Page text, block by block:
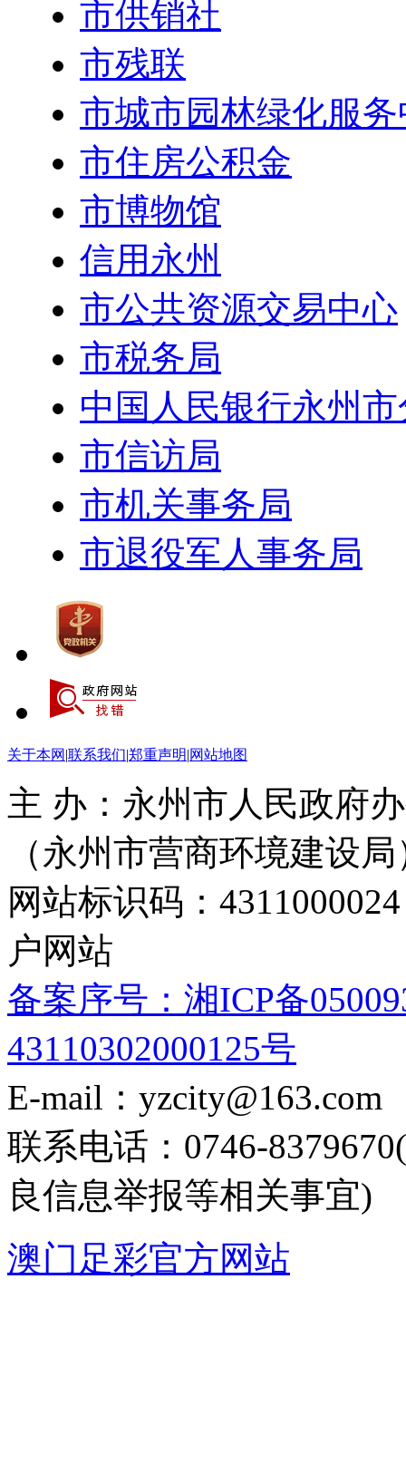
市供销社
市残联
市城市园林绿化服
市住房公积金
市博物馆
信用永州
市公共资源交易中心
市税务局
中国人民银行永州
市信访局
市机关事务局
市退役军人事务局
关于本网 |联系我们|郑重声明|网站地图
主 办：永州市人民政府
（永州市营商环境建设局
网站标识码：
户网站
备案序号：湘ICP备
43110302000125号
E-mail：yzcity@163.com
联系电话：0746-
良信息举报等相关事宜)
澳门足彩官方网站